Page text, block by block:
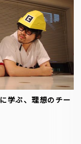
学ぶ、理想のチー